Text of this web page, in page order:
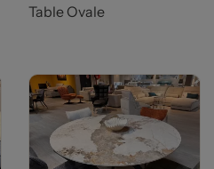
Table Ovale